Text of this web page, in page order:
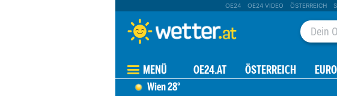
OE24 OE24 VIDEO ÖSTERREICH
MENÜ OE24.AT ÖSTERREICH
Wien28°